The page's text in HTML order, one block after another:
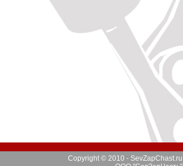
Copyright © 2010 - SevZapChast.ru